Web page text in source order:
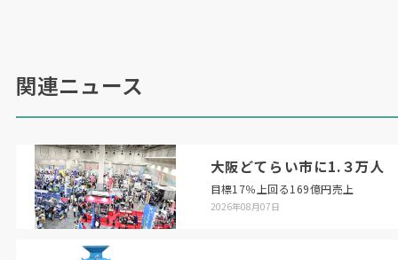
関連ニュース
大阪どてらい市に1.３万人
目標17％上回る169億円売上
2026年08月07日